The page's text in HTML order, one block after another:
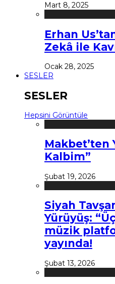
Mart 8, 2025
Erhan
Zekâ ile
Ocak 28, 2025
SESLER
SESLER
Hepsini Görüntüle
Makbet’ten
Kalbim”
Şubat 19, 2026
Siyah
Yürüyüş:
müzik
yayında!
Şubat 13, 2026